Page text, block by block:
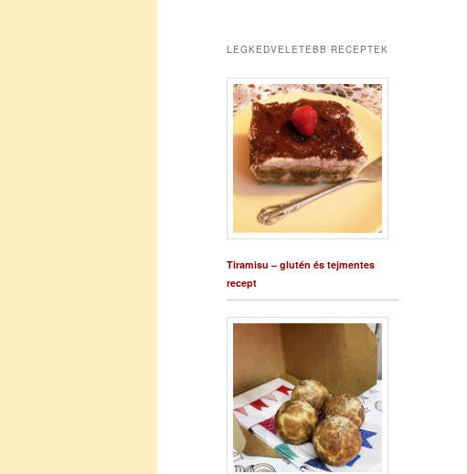
LEGKEDVELETEBB RECEPTEK
Tiramisu – glutén és tejmentes
recept